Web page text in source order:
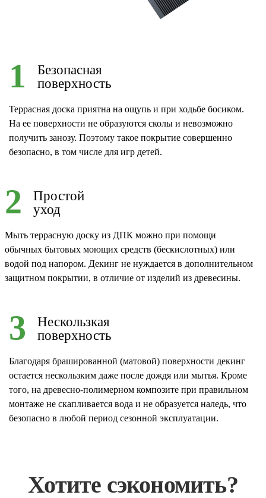
1
Безопасная
поверхность
Террасная доска приятна на ощупь и при ходьбе босиком.
На ее поверхности не образуются сколы и невозможно
получить занозу. Поэтому такое покрытие совершенно
безопасно, в том числе для игр детей.
2
Простой
уход
Мыть террасную доску из ДПК можно при помощи
обычных бытовых моющих средств (бескислотных) или
водой под напором. Декинг не нуждается в дополнительном
защитном покрытии, в отличие от изделий из древесины.
3
Нескользкая
поверхность
Благодаря брашированной (матовой) поверхности декинг
остается нескользким даже после дождя или мытья. Кроме
того, на древесно-полимерном композите при правильном
монтаже не скапливается вода и не образуется наледь, что
безопасно в любой период сезонной эксплуатации.
Хотите сэкономить?